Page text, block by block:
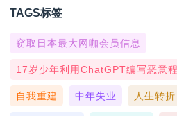
TAGS标签
窃取日本最大网咖会员信息
17岁少年利用ChatGPT编写恶意
自我重建 中年失业 人生转折